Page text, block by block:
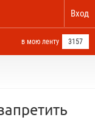
Вход
в мою ленту 3157